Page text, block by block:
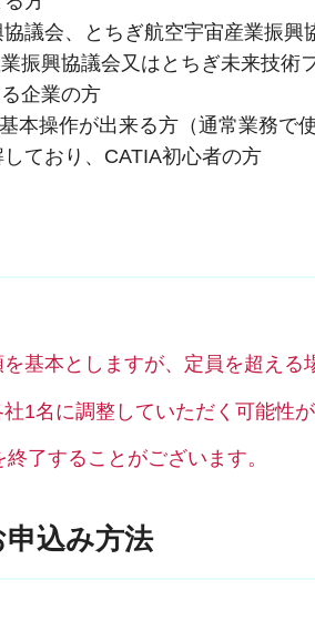
議会、とちぎ航空宇宙産業振興
興協議会又はとちぎ未来技術
企業の方
本操作が出来る方（通常業務で
ており、CATIA初心者の方
基本としますが、定員を超える
1名に調整していただく可能性が
了することがございます。
込み方法